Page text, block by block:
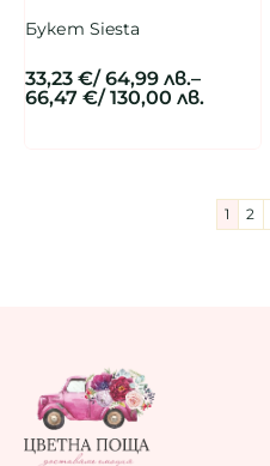
Букет Siesta
33,23 €/ 64,99 лв.–
66,47 €/ 130,00 лв.
1 2